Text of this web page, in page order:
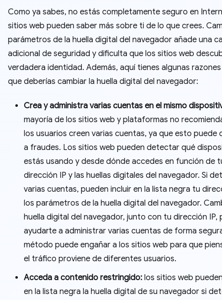
Como ya sabes, no estás completamente seguro en
sitios web pueden saber más sobre ti de lo que crees.
parámetros de la huella digital del navegador añade una
adicional de seguridad y dificulta que los sitios web
verdadera identidad. Además, aquí tienes algunas
que deberías cambiar la huella digital del navegador:
Crea y administra varias cuentas en el mismo
mayoría de los sitios web y plataformas no
los usuarios creen varias cuentas, ya que esto puede
a fraudes. Los sitios web pueden detectar qué
estás usando y desde dónde accedes en función de
dirección IP y las huellas digitales del navegador. Si
varias cuentas, pueden incluir en la lista negra tu
los parámetros de la huella digital del navegador.
huella digital del navegador, junto con tu dirección IP,
ayudarte a administrar varias cuentas de forma
método puede engañar a los sitios web para que
el tráfico proviene de diferentes usuarios.
Acceda a contenido restringido: los sitios web
en la lista negra la huella digital de su navegador si